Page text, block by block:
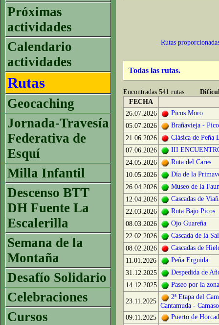
Próximas
actividades
Calendario
actividades
Rutas
Geocaching
Jornada-Travesía
Federativa de
Esquí
Milla Infantil
Descenso BTT
DH Fuente La
Escalerilla
Semana de la
Montaña
Desafío Solidario
Celebraciones
Cursos
Rutas
Todas las rutas.
Encontradas 541 rutas.
FECHA
26.07.2026
Picos Moro
05.07.2026
Brañavieja -
21.06.2026
Clásica de Peña
07.06.2026
III
24.05.2026
Ruta del Cares
10.05.2026
Día de la
26.04.2026
Museo de la
12.04.2026
Cascadas de
22.03.2026
Ruta Bajo Picos
08.03.2026
Ojo Guareña
22.02.2026
Cascada de la
08.02.2026
Cascadas de
11.01.2026
Peña Erguida
31.12.2025
Despedida de
14.12.2025
Paseo por la
23.11.2025
2ª Etapa del
Cantamuda -
09.11.2025
Puerto de